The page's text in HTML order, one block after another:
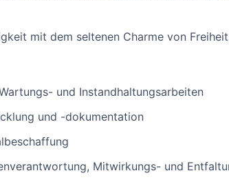
mit dem seltenen Charme von
und Instandhaltungsarbeiten
und -dokumentation
Mitwirkungs- und